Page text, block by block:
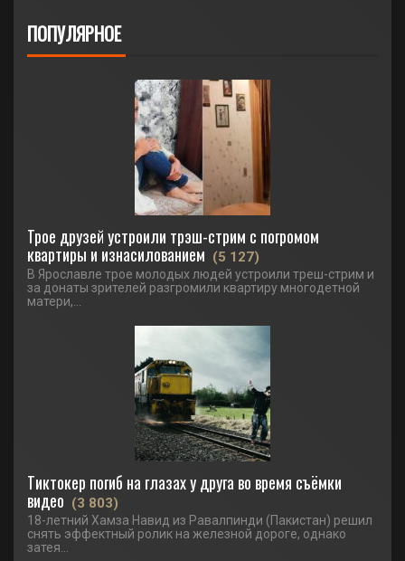
ПОПУЛЯРНОЕ
Трое друзей устроили трэш-стрим с погромом
квартиры и изнасилованием (5 127)
В Ярославле трое молодых людей устроили треш-стрим и
за донаты зрителей разгромили квартиру многодетной
матери,...
Тиктокер погиб на глазах у друга во время съёмки
видео (3 803)
18-летний Хамза Навид из Равалпинди (Пакистан) решил
снять эффектный ролик на железной дороге, однако
затея...